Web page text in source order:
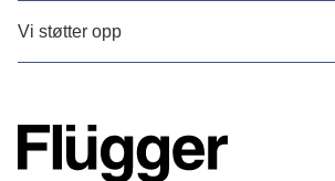
Vi støtter opp